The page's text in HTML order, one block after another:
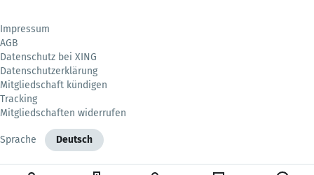
Impressum
AGB
Datenschutz bei XING
Datenschutzerklärung
Mitgliedschaft kündigen
Tracking
Mitgliedschaften widerrufen
Sprache Deutsch